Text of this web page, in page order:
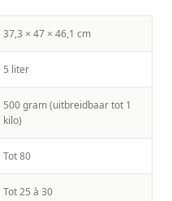
37,3 × 47 × 46,1 cm
5 liter
500 gram (uitbreidbaar tot 1
kilo)
Tot 80
Tot 25 à 30